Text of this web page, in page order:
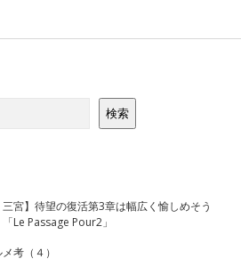
検索
三宮】待望の復活第3章は幅広く愉しめそう
Le Passage Pour2」
考（４）